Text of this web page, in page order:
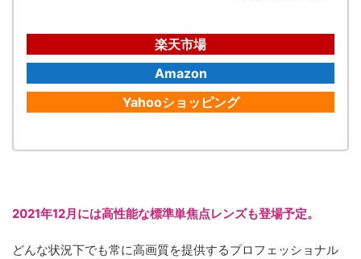
楽天市場
Amazon
Yahooショッピング
2021年12月には高性能な標準単焦点レンズも登場予定。
どんな状況下でも常に高画質を提供するプロフェッショナル